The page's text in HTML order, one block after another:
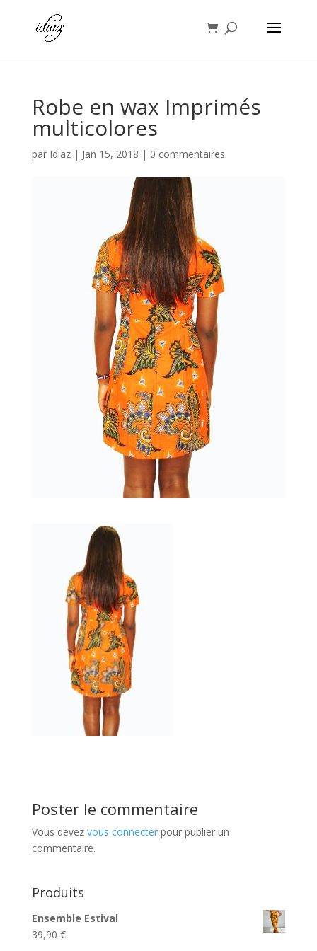
Robe en wax Imprimés
multicolores
par Idiaz| Jan 15, 2018 | 0 commentaires
Poster le commentaire
Vous devez vous connecterpour publier un
commentaire.
Produits
Ensemble Estival
39,90 €